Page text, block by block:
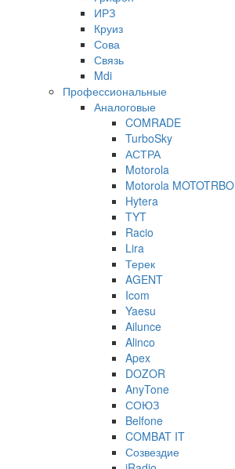
ИРЗ
Круиз
Сова
Связь
Mdi
Профессиональные
Аналоговые
COMRADE
TurboSky
АСТРА
Motorola
Motorola MOTOTRBO
Hytera
TYT
Racio
Lira
Терек
AGENT
Icom
Yaesu
Ailunce
Alinco
Apex
DOZOR
AnyTone
СОЮЗ
Belfone
COMBAT IT
Созвездие